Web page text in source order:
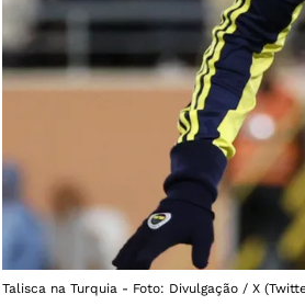
Talisca na Turquia - Foto: Divulgação / X